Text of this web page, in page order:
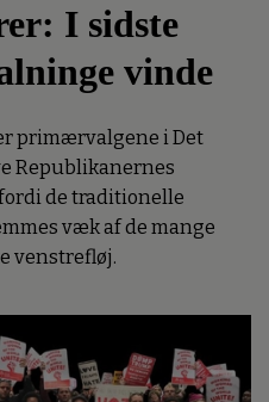
I sidste
vinde
primærvalgene i Det
Republikanernes
de traditionelle
væk af de mange
venstrefløj.